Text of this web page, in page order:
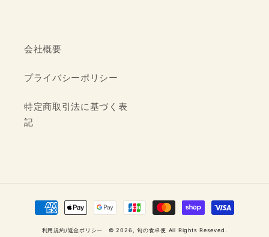
会社概要
プライバシーポリシー
特定商取引法に基づく表
記
決
済
利用規約/返金ポリシー © 2026,旬の食卓便 All Rights Reseved.